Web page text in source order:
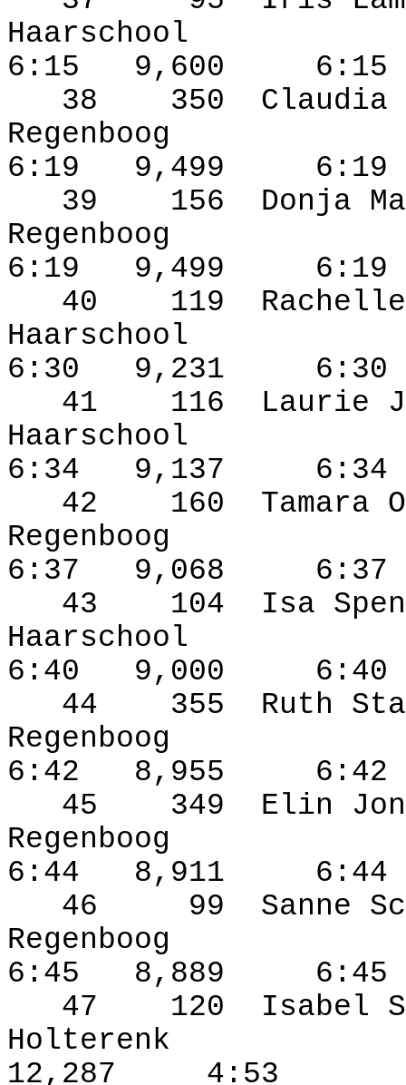
Haarschool
6:15
9,600
6:15
38
350
Claudia
Regenboog
6:19
9,499
6:19
39
156
Donja
Regenboog
6:19
9,499
6:19
40
119
Haarschool
6:30
9,231
6:30
41
116
Laurie
Haarschool
6:34
9,137
6:34
42
160
Tamara
Regenboog
6:37
9,068
6:37
43
104
Isa
Haarschool
6:40
9,000
6:40
44
355
Ruth
Regenboog
6:42
8,955
6:42
45
349
Elin
Regenboog
6:44
8,911
6:44
46
99
Sanne
Regenboog
6:45
8,889
6:45
47
120
Isabel
Holterenk
12,287
4:53